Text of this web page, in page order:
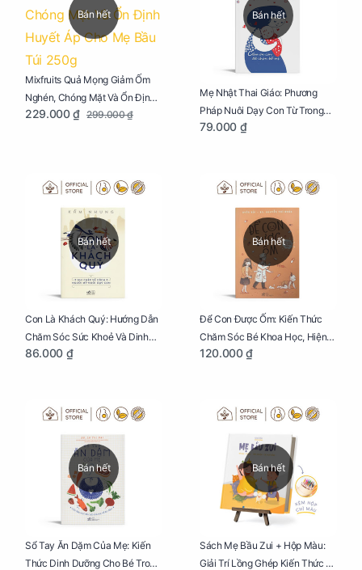
Bán hết
Mixfruits Quả Mọng Giảm Ốm
Nghén, Chóng Mặt Và Ổn Định
Huyết Áp Cho Mẹ Bầu Túi 250g
229.000 ₫ 299.000 ₫
Bán hết
Mẹ Nhật Thai Giáo: Phương
Pháp Nuôi Dạy Con Từ Trong
Bụng Mẹ
79.000 ₫
Bán hết
Con Là Khách Quý: Hướng Dẫn
Chăm Sóc Sức Khoẻ Và Dinh
Dưỡng Cho Bé
86.000 ₫
Bán hết
Để Con Được Ốm: Kiến Thức
Chăm Sóc Bé Khoa Học, Hiện
Đại
120.000 ₫
Bán hết
Sổ Tay Ăn Dặm Của Mẹ: Kiến
Thức Dinh Dưỡng Cho Bé Trong
Bán hết
Sách Mẹ Bầu Zui + Hộp Màu:
Giải Trí Lồng Ghép Kiến Thức Và